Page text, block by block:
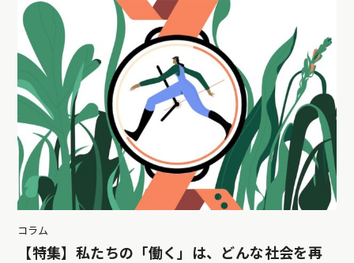
コラム
【特集】私たちの「働く」は、どんな社会を再